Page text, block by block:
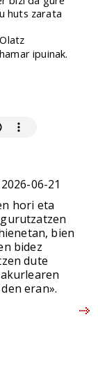
huts zarata
ipuinak.
06-21
hori eta
bien
bidez
dute
eran».